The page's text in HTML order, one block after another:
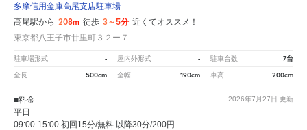
多摩信用金庫高尾支店駐車場
高尾駅から 208m 徒歩 3～5分 近くてオススメ！
東京都八王子市廿里町３２ー７
駐車場形式 - 屋内外形式 - 駐車台数 7台
全長 500cm 全幅 190cm 車高 200cm
2026年7月27日 更新
■料金
平日
09:00-15:00 初回15分/無料 以降30分/200円